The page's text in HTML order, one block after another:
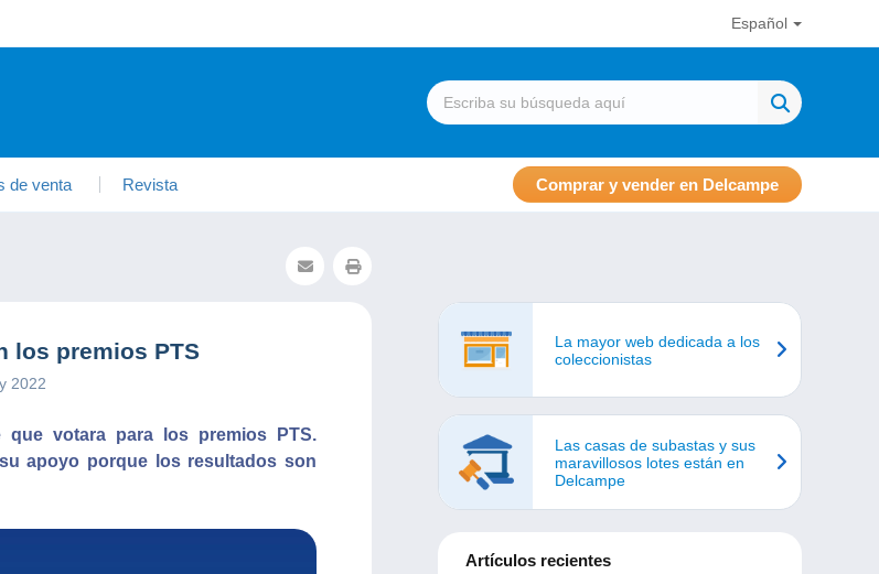
Español
de venta Revista Comprar y vender en Delcampe
los premios PTS
2022
que votara para los premios PTS.
apoyo porque los resultados son
La mayor web dedicada a los
coleccionistas
Las casas de subastas y sus
maravillosos lotes están en
Delcampe
Artículos recientes